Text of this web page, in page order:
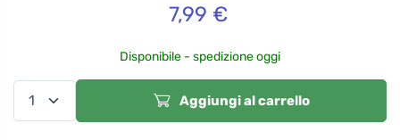
7,99 €
Disponibile - spedizione oggi
Aggiungi al carrello